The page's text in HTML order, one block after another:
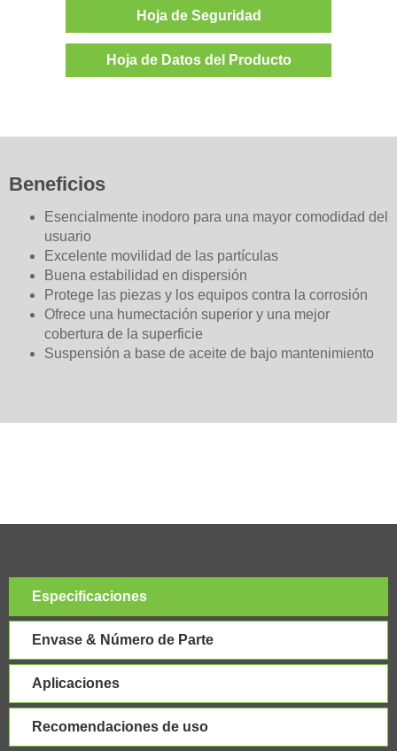
Hoja de Seguridad
Hoja de Datos del Producto
Beneficios
Esencialmente inodoro para una mayor comodidad del
usuario
Excelente movilidad de las partículas
Buena estabilidad en dispersión
Protege las piezas y los equipos contra la corrosión
Ofrece una humectación superior y una mejor
cobertura de la superficie
Suspensión a base de aceite de bajo mantenimiento
Especificaciones
Envase & Número de Parte
Aplicaciones
Recomendaciones de uso